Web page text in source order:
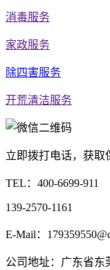
消毒服务
家政服务
除四害服务
开荒清洁服务
立即拨打电话，获取
TEL： 400-6699-911
139-2570-1161
E-Mail：
公司地址：广东省东